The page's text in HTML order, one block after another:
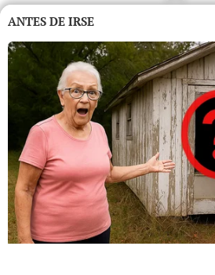
ANTES DE IRSE